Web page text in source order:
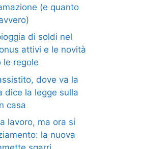
(e quanto
di soldi nel
attivi e le novità
le regole
dove va la
dice la legge sulla
casa
lavoro, ma ora si
la nuova